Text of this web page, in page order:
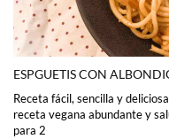
ESPGUETIS CON
Receta fácil, sencilla y
receta vegana abundante y
para 2